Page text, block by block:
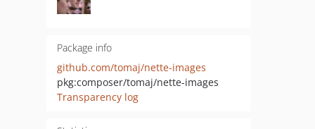
Package info
github.com/tomaj/nette-images
pkg:composer/tomaj/nette-images
Transparency log